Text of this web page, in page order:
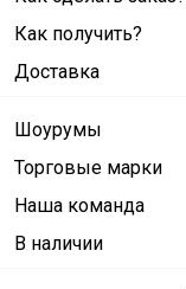
Как получить?
Доставка
Шоурумы
Торговые марки
Наша команда
В наличии